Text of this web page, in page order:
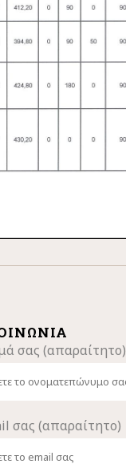
σας (απαραίτητο)
σας (απαραίτητο)